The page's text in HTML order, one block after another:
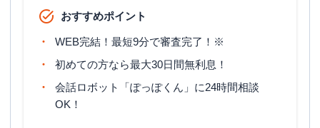
おすすめポイント
WEB完結！最短9分で審査完了！※
初めての方なら最大30日間無利息！
会話ロボット「ぽっぽくん」に24時間相談
OK！